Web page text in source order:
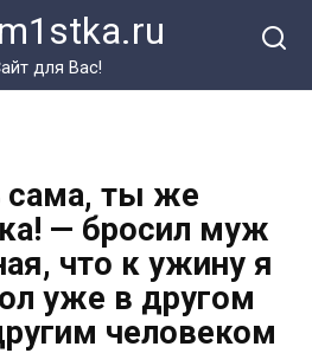
для Вас!
сама, ты же
— бросил муж
что к ужину я
уже в другом
человеком